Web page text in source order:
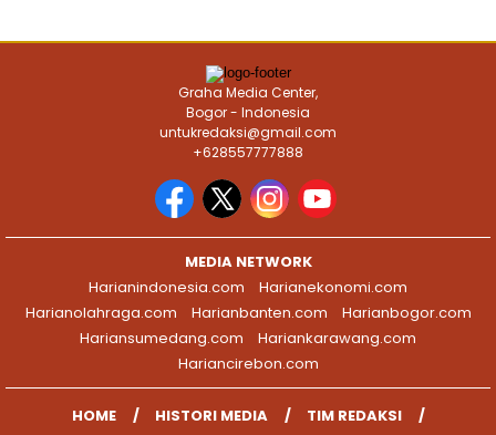
Graha Media Center,
Bogor - Indonesia
untukredaksi@gmail.com
+628557777888
MEDIA NETWORK
Harianindonesia.com
Harianekonomi.com
Harianolahraga.com
Harianbanten.com
Harianbogor.com
Hariansumedang.com
Hariankarawang.com
Hariancirebon.com
HOME HISTORI MEDIA
TIM REDAKSI